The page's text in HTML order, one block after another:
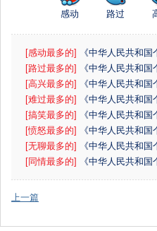
感动 路过
[感动最多的]
《中华人民共和
例》
[路过最多的]
《中华人民共和
例》
[高兴最多的]
《中华人民共和
例》
[难过最多的]
《中华人民共和
例》
[搞笑最多的]
《中华人民共和
例》
[愤怒最多的]
《中华人民共和
例》
[无聊最多的]
《中华人民共和
例》
[同情最多的]
《中华人民共和
例》
上一篇